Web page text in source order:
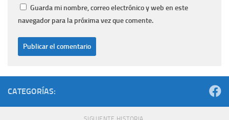
Guarda mi nombre, correo electrónico y web en este
navegador para la próxima vez que comente.
CATEGORÍAS: